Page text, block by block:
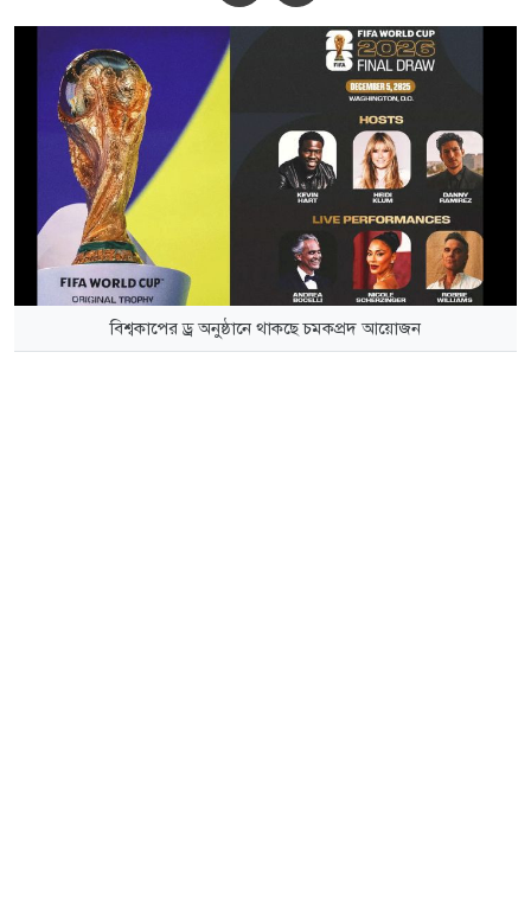
বিশ্বকাপের ড্র অনুষ্ঠানে থাকছে চমকপ্রদ আয়োজন